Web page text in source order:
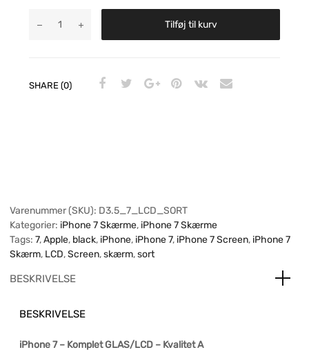
Tilføj til kurv
SHARE (0)
Varenummer (SKU): D3.5_7_LCD_SORT
Kategorier: iPhone 7 Skærme, iPhone 7 Skærme
Tags: 7,Apple, black, iPhone, iPhone 7, iPhone 7 Screen, iPhone 7
Skærm, LCD,Screen,skærm,sort
BESKRIVELSE
BESKRIVELSE
iPhone 7 – Komplet GLAS/LCD – Kvalitet A